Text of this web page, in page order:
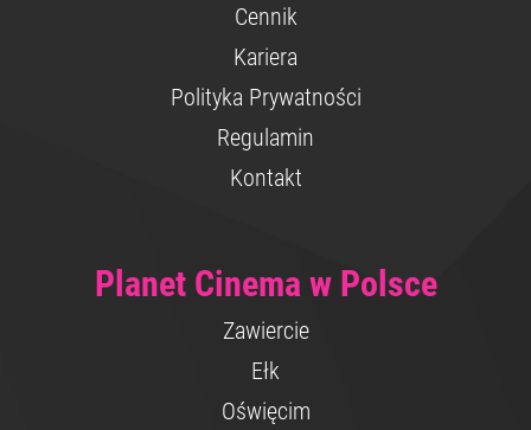
Cennik
Kariera
Polityka Prywatności
Regulamin
Kontakt
Planet Cinema w Polsce
Zawiercie
Ełk
Oświęcim